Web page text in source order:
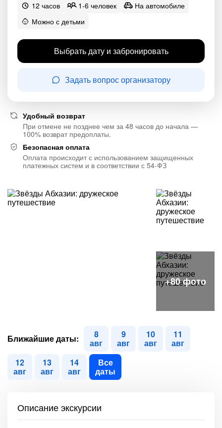
12 часов 1-6 человек
На автомобиле
Можно с детьми
Выбрать дату и забронировать
Задать вопрос организатору
Удобный возврат
При отмене не позднее чем за 48 часов до начала —
100% возврат предоплаты.
Безопасная оплата
Оплата происходит с использованием защищенных
платежных систем и в соответствии с 54-ФЗ
Ближайшие даты: 8
авг
9
авг
10
авг
11
авг
12
авг
13
авг
14
авг
Все
даты
Описание экскурсии